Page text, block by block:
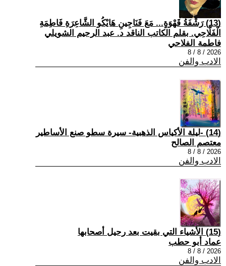
(13) رَشْفَةُ قَهْوَةٍ... مَعَ فَنَاجِينِ هَايْكُو الشَّاعِرَةِ فَاطِمَةِ
الْفَلَّاحِي. بقلم الكاتب الناقد د. عبد الرحيم الشويلي
فاطمة الفلاحي
2026 / 8 / 8
الادب والفن
(14) -ليلة الأكياس الذهبية- سيرة سطو صنع الأساطير
معتصم الصالح
2026 / 8 / 8
الادب والفن
(15) الأشياء التي بقيت بعد رحيل أصحابها
عماد أبو حطب
2026 / 8 / 8
الادب والفن